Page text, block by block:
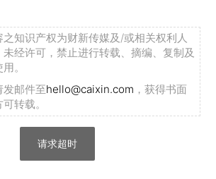
知识产权为财新传媒及/或相关权利人
经许可，禁止进行转载、摘编、复制及
。
发邮件至hello@caixin.com ，获得书面
转载。
请求超时